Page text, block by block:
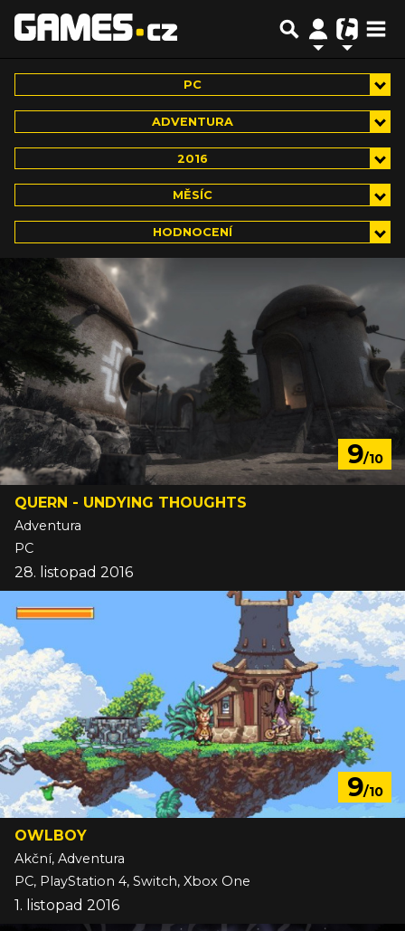
PC
ADVENTURA
2016
MĚSÍC
HODNOCENÍ
9/10
QUERN - UNDYING THOUGHTS
Adventura
PC
28. listopad 2016
9/10
OWLBOY
Akční, Adventura
PC, PlayStation 4, Switch, Xbox One
1. listopad 2016